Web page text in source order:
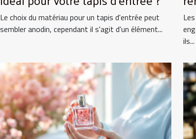
Le choix du matériau pour un tapis d'entrée peut
sembler anodin, cependant il s'agit d'un élément...
ils...